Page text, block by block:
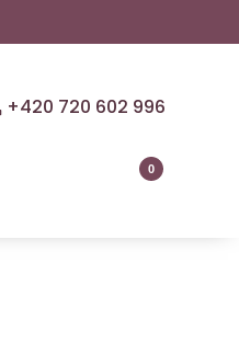
+420 720 602 996
0